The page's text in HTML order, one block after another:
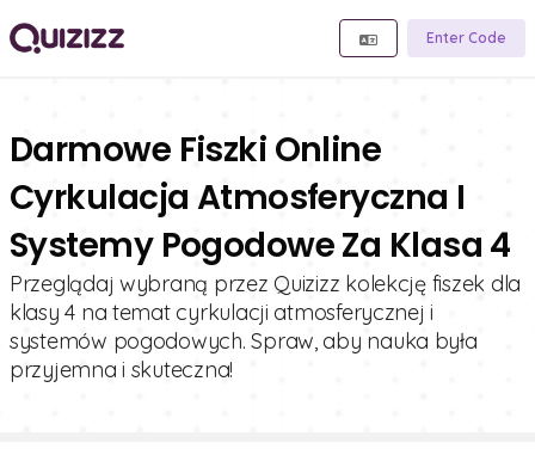
Enter Code
Darmowe Fiszki Online
Cyrkulacja Atmosferyczna I
Systemy Pogodowe Za Klasa 4
Przeglądaj wybraną przez Quizizz kolekcję fiszek dla
klasy 4 na temat cyrkulacji atmosferycznej i
systemów pogodowych. Spraw, aby nauka była
przyjemna i skuteczna!